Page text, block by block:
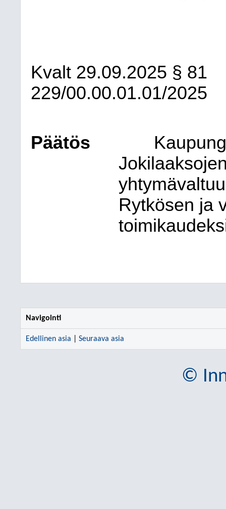
Kvalt 29.09.2025 § 81
229/00.00.01.01/2025
Päätös
Rytkösen ja
Navigointi
Edellinen asia Seuraava asia
©